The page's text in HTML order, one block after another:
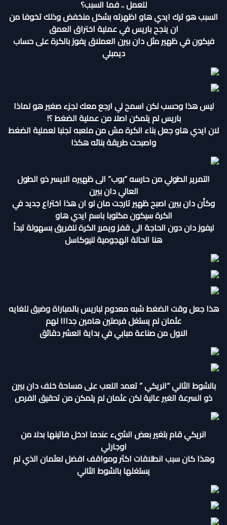
للعمل .. فما السبب؟
السبب هو ترك ايدي هاو اظهرته بشكل منخفض وذلك تخوفا من
ان ينجح باريس في عملية اختراق العمق
فيكون في ظهير مثل دان بيرن العملاق يفوز بالكرة على حساب
ديمبلي
ليس هذا وحسب لكن اسمح لي ارجع معك لجزء صغير هو لماذا
باريس لم يتمكن اصلا من عملية الضغط ؟!
لان ايدي هاو جعل بناء الكرة مش من ملعبه تجنبا لعملية الضغط
واصبحت طريقة بنائه هكذا
التمرير الطولي من حارسه “بوب” الى ظهيره الايسر ذو الطول
العالي دان بيرن
وكأن دان بيرن اصبح ظهير تارجت مان لو ان هذا اختراع جديد في
الكرة سيكون مكتوبا باسم ايدي هاو
ليفوز دان دون الحاجة الى قفز ويمرر الكرة للفريق بسهولة تبدأ
هنا الحالة الهجومية لنيوكاسل
هذا جعل وقت الضغط شبه معدوم لباريس بالمباراة وضيق للغايه
عثمان لم يستغل فرصتين هامين جدااا لهم
الاول من صناعة مبابي في بداية العشر دقائق
بالشوط الثاني “انريكي ” تعمد اللعب على مساحة خلف دان بيرن
ذو السرعة الغير عالية لكن عثمان لم يتمكن من تحقيق الفرص
انريكي قام بتغير بعض الشيء عندما ادخل فاتينها بدلا من
اوجارتي
وهذا كان سبب انطلاقات اكثر ومواقف افضل لعثمان الذي لم
يستغلها بالشوط الثاني